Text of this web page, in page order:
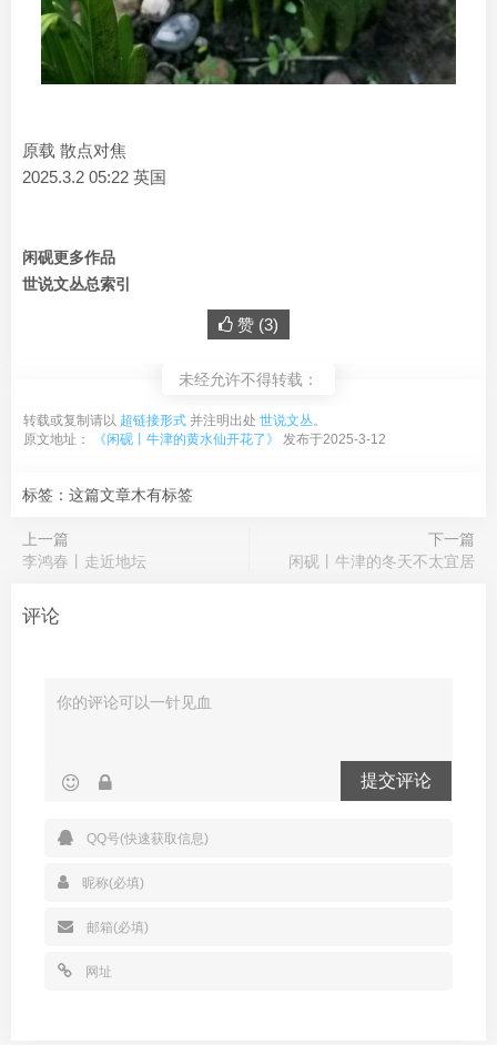
原载 散点对焦
2025.3.2 05:22 英国
闲砚更多作品
世说文丛总索引
赞 (3)
未经允许不得转载：
转载或复制请以 超链接形式 并注明出处 世说文丛。
原文地址：
《闲砚丨牛津的黄水仙开花了》 发布于2025-3-12
标签：这篇文章木有标签
上一篇
李鸿春丨走近地坛
下一篇
闲砚丨牛津的冬天不太宜居
评论
提交评论